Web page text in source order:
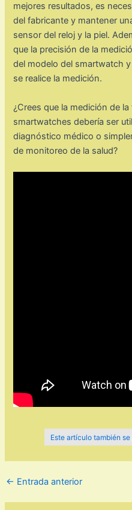
mejores resultados, es
del fabricante y mantener
sensor del reloj y la piel.
que la precisión de la
del modelo del smartwatch
se realice la medición.
¿Crees que la medición de
smartwatches debería ser
diagnóstico médico o
de monitoreo de la salud?
Este artículo también
← Entrada anterior